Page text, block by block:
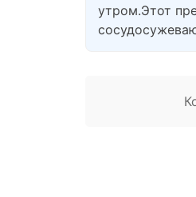
утром.Этот